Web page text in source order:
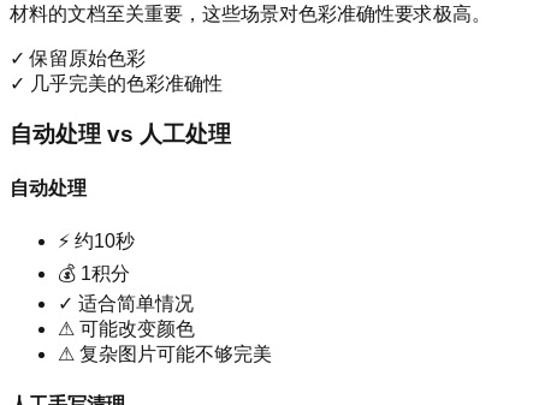
材料的文档至关重要，这些场景对色彩准确性要求极高。
✓保留原始色彩
✓ 几乎完美的色彩准确性
自动处理 vs 人工处理
自动处理
⚡ 约10秒
💰 1积分
✓ 适合简单情况
⚠ 可能改变颜色
⚠ 复杂图片可能不够完美